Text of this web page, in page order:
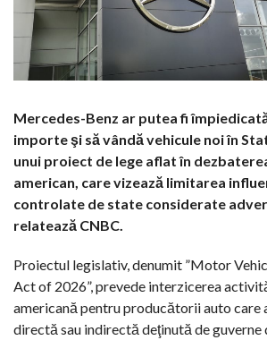
Mercedes-Benz ar putea fi
importe şi să vândă vehicule noi în
unui proiect de lege aflat în
american, care vizează limitarea
controlate de state considerate
relatează CNBC.
Proiectul legislativ, denumit ”Motor
Act of 2026”, prevede interzicerea
americană pentru producătorii auto care
directă sau indirectă deţinută de guverne